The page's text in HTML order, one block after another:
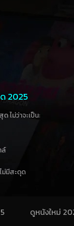
2025
ไม่ว่าจะเป็น:
ล์
ม่มีสะดุด
ดูหนังใหม่